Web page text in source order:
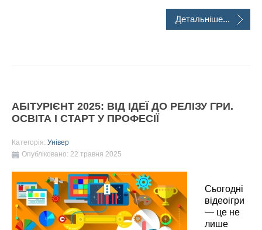
Детальніше...
АБІТУРІЄНТ 2025: ВІД ІДЕЇ ДО РЕЛІЗУ ГРИ.
ОСВІТА І СТАРТ У ПРОФЕСІЇ
Категорія: Універ
Опубліковано: 22 травня 2025
Сьогодні
відеоігри
— це не
лише